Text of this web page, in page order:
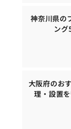
神奈川県の
ン
大阪府のお
理・設置